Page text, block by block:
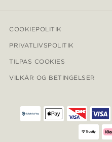
COOKIEPOLITIK
PRIVATLIVSPOLITIK
TILPAS COOKIES
VILKÅR OG BETINGELSER